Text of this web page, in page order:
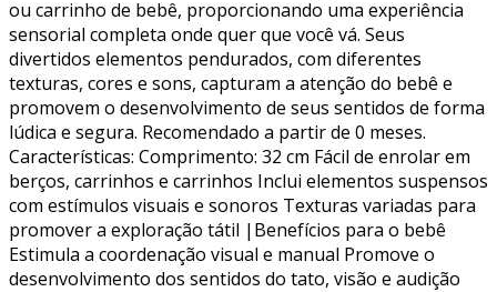
ou carrinho de bebê, proporcionando uma experiência
sensorial completa onde quer que você vá. Seus
divertidos elementos pendurados, com diferentes
texturas, cores e sons, capturam a atenção do bebê e
promovem o desenvolvimento de seus sentidos de forma
lúdica e segura. Recomendado a partir de 0 meses.
Características: Comprimento: 32 cm Fácil de enrolar em
berços, carrinhos e carrinhos Inclui elementos suspensos
com estímulos visuais e sonoros Texturas variadas para
promover a exploração tátil |Benefícios para o bebê
Estimula a coordenação visual e manual Promove o
desenvolvimento dos sentidos do tato, visão e audição